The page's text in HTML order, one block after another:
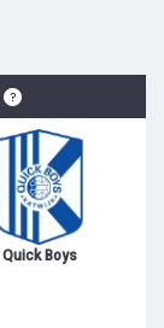
Quick Boys